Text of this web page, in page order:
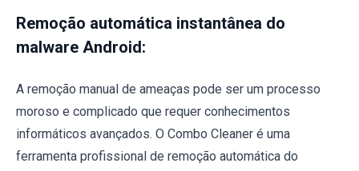
Remoção automática instantânea do
malware Android:
A remoção manual de ameaças pode ser um processo
moroso e complicado que requer conhecimentos
informáticos avançados. O Combo Cleaner é uma
ferramenta profissional de remoção automática do